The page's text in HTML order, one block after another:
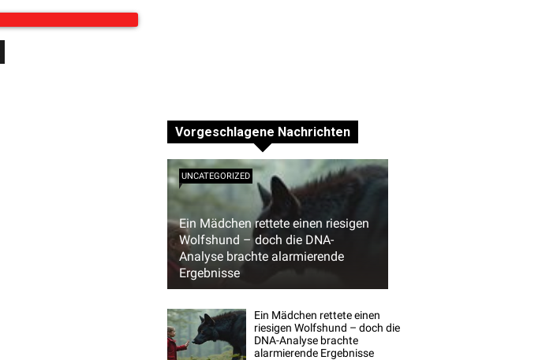
Vorgeschlagene Nachrichten
Ein Mädchen rettete einen riesigen
Wolfshund – doch die DNA-
Analyse brachte alarmierende
Ergebnisse
UNCATEGORIZED
Ein Mädchen rettete einen
riesigen Wolfshund – doch die
DNA-Analyse brachte
alarmierende Ergebnisse